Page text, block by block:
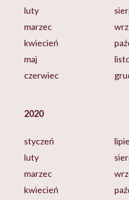
luty
marzec
kwiecień
maj
czerwiec
2020
styczeń
luty
marzec
kwiecień